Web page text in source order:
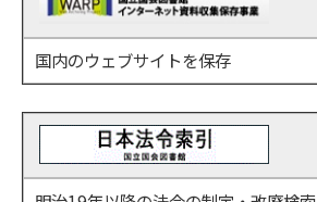
国内のウェブサイトを保存